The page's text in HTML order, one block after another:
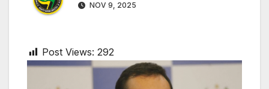
NOV 9, 2025
Post Views: 292